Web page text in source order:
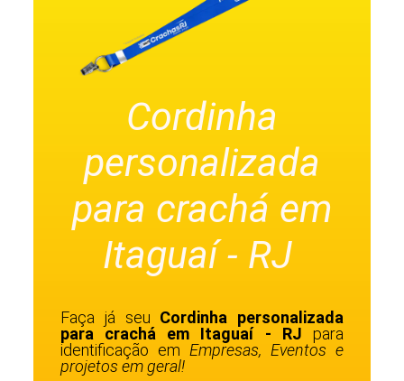
Cordinha
personalizada
para crachá em
Itaguaí - RJ
Faça já seu Cordinha personalizada
para crachá em Itaguaí - RJ para
identificação em Empresas, Eventos e
projetos em geral!